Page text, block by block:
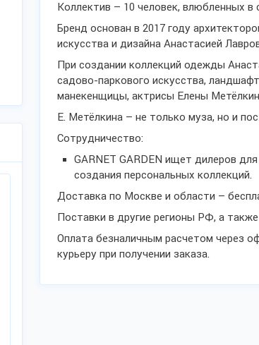
Коллектив – 10 человек, влюбленных в
Бренд основан в 2017 году
искусства и дизайна Анастасией
При создании коллекций одежды
садово-паркового искусства,
манекенщицы, актрисы Елены
Е. Метёлкина – не только муза, но и
Сотрудничество:
GARNET GARDEN ищет дилеров
создания персональных коллекций.
Доставка по Москве и области –
Поставки в другие регионы РФ, а
Оплата безналичным расчетом через
курьеру при получении заказа.